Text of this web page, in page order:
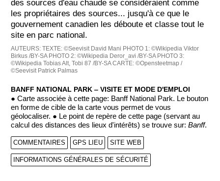
des sources d'eau chaude se considéraient comme
les propriétaires des sources... jusqu'à ce que le
gouvernement canadien les déboute et classe tout le
site en parc national.
AUTEURS:TEXTE: ©Seevisit David Mani PHOTO 1: ©Wikipedia Viktor
Birkus /BY-SA PHOTO 2: ©Wikipedia Deror_avi /BY-SA PHOTO 3:
©Wikipedia Tobias Alt, Tobi 87 /BY-SA CARTE: ©Opensteetmap /
©Seevisit Patrick Palmas
BANFF NATIONAL PARK ‒ VISITE ET MODE D'EMPLOI
● Carte associée à cette page: Banff National Park. Le bouton
en forme de cible de la carte vous permet de vous
géolocaliser. ● Le point de repère de cette page (servant au
calcul des distances des lieux d'intérêts) se trouve sur:Banff.
COMMENTAIRES GPS LIEU SITE WEB
INFORMATIONS GÉNÉRALES DE SÉCURITÉ